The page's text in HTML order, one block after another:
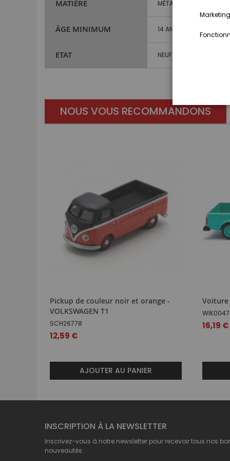
MATIÈRE MÉTAL ET PLASTIQUE
ÂGE MINIMUM 14 ANS ET PLUS
ETAT NEUF
NOUS VOUS RECOMMANDONS
Pickup de couleur noir et orange -
VOLKSWAGEN T1
SCH26778
12,59 €
AJOUTER AU PANIER
Voiture
16,19 €
INSCRIPTION À LA NEWSLETTER
Inscrivez-vous à notre newsletter pour recevoir tous nos
nouveautés.